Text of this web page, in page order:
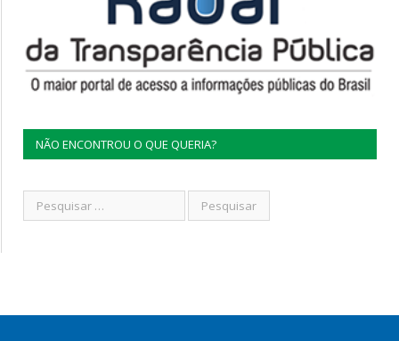
NÃO ENCONTROU O QUE QUERIA?